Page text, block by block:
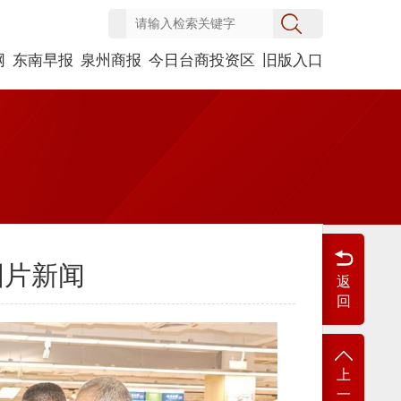
东南早报 泉州商报 今日台商投资区 旧版入口
返
回
上
一
新闻